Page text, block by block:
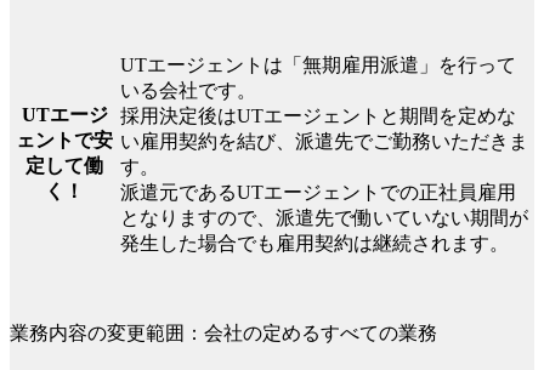
UTエージ
ェントで安
定して働
く！
UTエージェントは「無期雇用派遣」を行って
いる会社です。
採用決定後はUTエージェントと期間を定めな
い雇用契約を結び、派遣先でご勤務いただきま
す。
派遣元であるUTエージェントでの正社員雇用
となりますので、派遣先で働いていない期間が
発生した場合でも雇用契約は継続されます。
業務内容の変更範囲：会社の定めるすべての業務